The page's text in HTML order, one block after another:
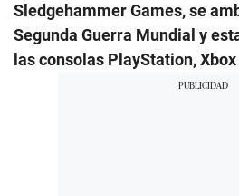
Sledgehammer Games, se
Segunda Guerra Mundial y
las consolas PlayStation, Xbox